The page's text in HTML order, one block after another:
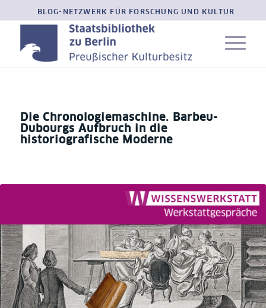
BLOG-NETZWERK FÜR FORSCHUNG UND KULTUR
Die Chronologiemaschine. Barbeu-
Dubourgs Aufbruch in die
historiografische Moderne